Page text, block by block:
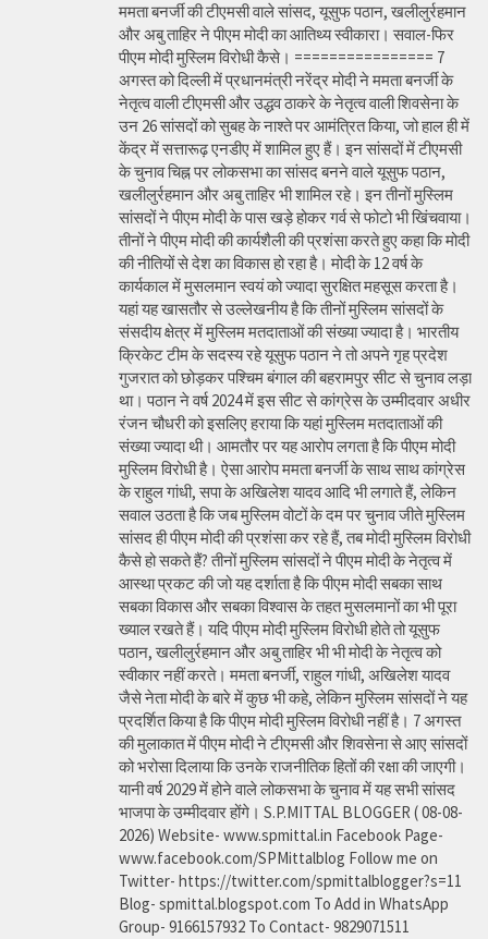
ममता बनर्जी की टीएमसी वाले सांसद, यूसुफ पठान, खलीलुर्रहमान
और अबु ताहिर ने पीएम मोदी का आतिथ्य स्वीकारा। सवाल-फिर
पीएम मोदी मुस्लिम विरोधी कैसे। ================ 7
अगस्त को दिल्ली में प्रधानमंत्री नरेंद्र मोदी ने ममता बनर्जी के
नेतृत्व वाली टीएमसी और उद्धव ठाकरे के नेतृत्व वाली शिवसेना के
उन 26 सांसदों को सुबह के नाश्ते पर आमंत्रित किया, जो हाल ही में
केंद्र में सत्तारूढ़ एनडीए में शामिल हुए हैं। इन सांसदों में टीएमसी
के चुनाव चिह्न पर लोकसभा का सांसद बनने वाले यूसुफ पठान,
खलीलुर्रहमान और अबु ताहिर भी शामिल रहे। इन तीनों मुस्लिम
सांसदों ने पीएम मोदी के पास खड़े होकर गर्व से फोटो भी खिंचवाया।
तीनों ने पीएम मोदी की कार्यशैली की प्रशंसा करते हुए कहा कि मोदी
की नीतियों से देश का विकास हो रहा है। मोदी के 12 वर्ष के
कार्यकाल में मुसलमान स्वयं को ज्यादा सुरक्षित महसूस करता है।
यहां यह खासतौर से उल्लेखनीय है कि तीनों मुस्लिम सांसदों के
संसदीय क्षेत्र में मुस्लिम मतदाताओं की संख्या ज्यादा है। भारतीय
क्रिकेट टीम के सदस्य रहे यूसुफ पठान ने तो अपने गृह प्रदेश
गुजरात को छोड़कर पश्चिम बंगाल की बहरामपुर सीट से चुनाव लड़ा
था। पठान ने वर्ष 2024 में इस सीट से कांग्रेस के उम्मीदवार अधीर
रंजन चौधरी को इसलिए हराया कि यहां मुस्लिम मतदाताओं की
संख्या ज्यादा थी। आमतौर पर यह आरोप लगता है कि पीएम मोदी
मुस्लिम विरोधी है। ऐसा आरोप ममता बनर्जी के साथ साथ कांग्रेस
के राहुल गांधी, सपा के अखिलेश यादव आदि भी लगाते हैं, लेकिन
सवाल उठता है कि जब मुस्लिम वोटों के दम पर चुनाव जीते मुस्लिम
सांसद ही पीएम मोदी की प्रशंसा कर रहे हैं, तब मोदी मुस्लिम विरोधी
कैसे हो सकते हैं? तीनों मुस्लिम सांसदों ने पीएम मोदी के नेतृत्व में
आस्था प्रकट की जो यह दर्शाता है कि पीएम मोदी सबका साथ
सबका विकास और सबका विश्वास के तहत मुसलमानों का भी पूरा
ख्याल रखते हैं। यदि पीएम मोदी मुस्लिम विरोधी होते तो यूसुफ
पठान, खलीलुर्रहमान और अबु ताहिर भी भी मोदी के नेतृत्व को
स्वीकार नहीं करते। ममता बनर्जी, राहुल गांधी, अखिलेश यादव
जैसे नेता मोदी के बारे में कुछ भी कहे, लेकिन मुस्लिम सांसदों ने यह
प्रदर्शित किया है कि पीएम मोदी मुस्लिम विरोधी नहीं है। 7 अगस्त
की मुलाकात में पीएम मोदी ने टीएमसी और शिवसेना से आए सांसदों
को भरोसा दिलाया कि उनके राजनीतिक हितों की रक्षा की जाएगी।
यानी वर्ष 2029 में होने वाले लोकसभा के चुनाव में यह सभी सांसद
भाजपा के उम्मीदवार होंगे। S.P.MITTAL BLOGGER ( 08-08-
2026) Website- www.spmittal.in Facebook Page-
www.facebook.com/SPMittalblog Follow me on
Twitter- https://twitter.com/spmittalblogger?s=11
Blog- spmittal.blogspot.com To Add in WhatsApp
Group- 9166157932 To Contact- 9829071511